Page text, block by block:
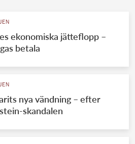
ekonomiska jätteflopp –
betala
nya vändning – efter
skandalen